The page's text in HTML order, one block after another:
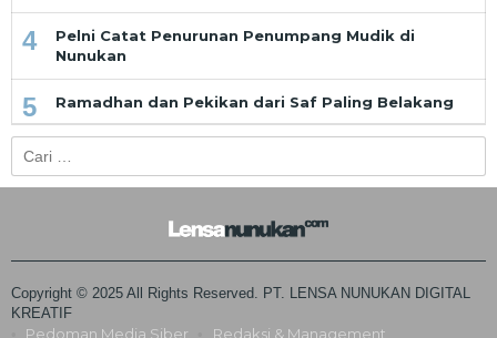
4
Pelni Catat Penurunan Penumpang Mudik di
Nunukan
5 Ramadhan dan Pekikan dari Saf Paling Belakang
untuk:
Copyright © 2025 All Rights Reserved. PT. LENSA NUNUKAN DIGITAL
KREATIF
Pedoman Media Siber Redaksi & Management